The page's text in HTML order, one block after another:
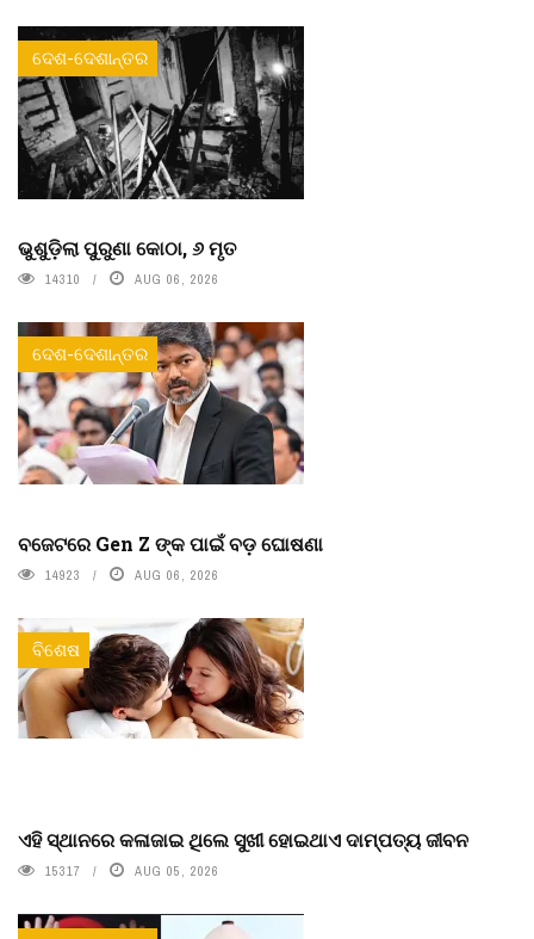
ଦେଶ-ଦେଶାନ୍ତର
ଭୁଶୁଡ଼ିଲା ପୁରୁଣା କୋଠା, ୬ ମୃତ
14310 AUG 06, 2026
ଦେଶ-ଦେଶାନ୍ତର
ବଜେଟରେ Gen Z ଙ୍କ ପାଇଁ ବଡ଼ ଘୋଷଣା
14923 AUG 06, 2026
ବିଶେଷ
ଏହି ସ୍ଥାନରେ କଳାଜାଇ ଥିଲେ ସୁଖୀ ହୋଇଥାଏ ଦାମ୍ପତ୍ୟ ଜୀବନ
15317 AUG 05, 2026